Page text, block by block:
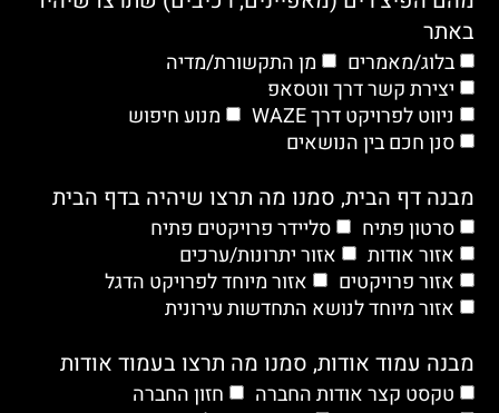
באתר
בלוג/מאמרים
מן התקשורת/מדיה
יצירת קשר דרך ווטסאפ
ניווט לפרויקט דרך WAZE
מנוע חיפוש
סנן חכם בין הנושאים
מבנה דף הבית, סמנו מה תרצו שיהיה בדף הבית
סרטון פתיח
סליידר פרויקטים פתיח
אזור אודות
אזור יתרונות/ערכים
אזור פרויקטים
אזור מיוחד לפרויקט הדגל
אזור מיוחד לנושא התחדשות עירונית
מבנה עמוד אודות, סמנו מה תרצו בעמוד אודות
טקסט קצר אודות החברה
חזון החברה